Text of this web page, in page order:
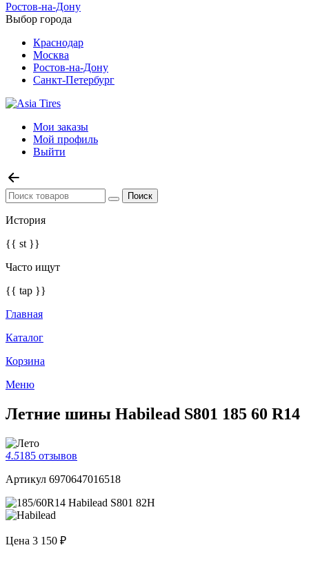
Ростов-на-Дону
Выбор города
Краснодар
Москва
Ростов-на-Дону
Санкт-Петербург
Мои заказы
Мой профиль
Выйти
История
{{ st }}
Часто ищут
{{ tap }}
Главная
Каталог
Корзина
Меню
Летние шины Habilead S801 185 60 R14
4.5185 отзывов
Артикул 6970647016518
Цена 3 150 ₽